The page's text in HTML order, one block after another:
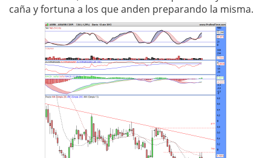
caña y fortuna a los que anden preparando la misma.